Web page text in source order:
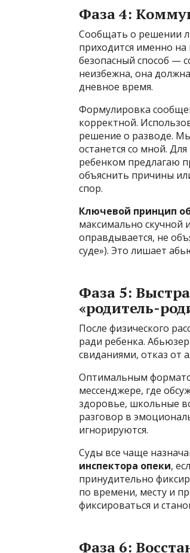
Фаза 4:
Сообщать о решении
приходится именно
безопасный способ —
неизбежна, она
дневное время.
Формулировка
корректной.
решение о разводе.
останется со мной.
ребенком предлагаю
объяснить причины
спор.
Ключевой принцип
максимально скучной
оправдывается, не
суде»). Это лишает
Фаза 5:
«родитель-
После физического
ради ребенка.
свиданиями, отказ от
Оптимальным
мессенджере, где
здоровье, школьные
разговор в
игнорируются.
Суды все чаще
инспектора опеки,
принудительно
по времени, месту и
фиксироваться и
Фаза 6: